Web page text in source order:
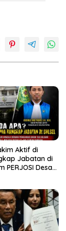
Aktif di
Jabatan di
PERJOSI Desak